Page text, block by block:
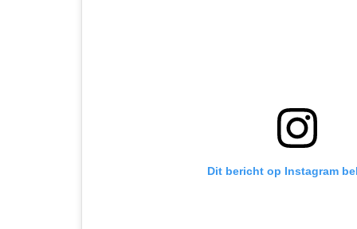
Dit bericht op Instagram